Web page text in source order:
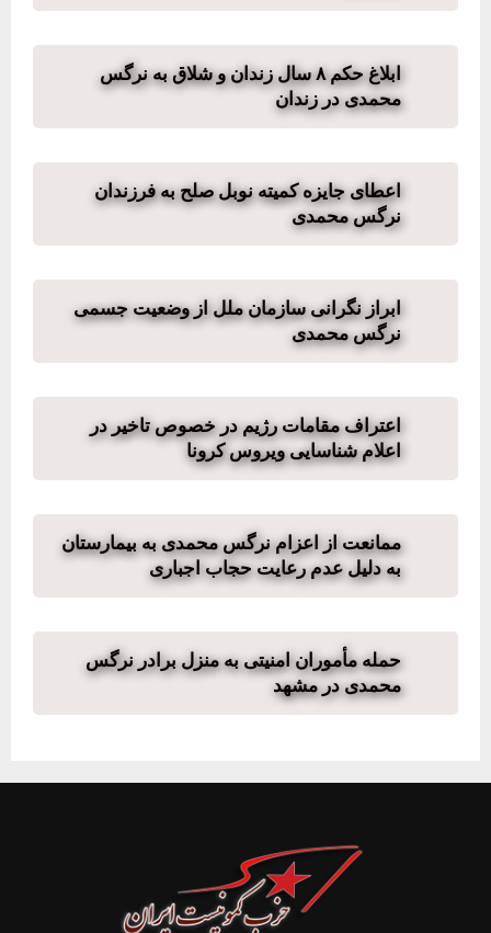
ابلاغ حکم ۸ سال زندان و شلاق به نرگس
محمدی در زندان
اعطای جایزه کمیته نوبل صلح به فرزندان
نرگس محمدی
ابراز نگرانی سازمان ملل از وضعیت جسمی
نرگس محمدی
اعتراف مقامات رژیم در خصوص تاخیر در
اعلام شناسایی ویروس کرونا
ممانعت از اعزام نرگس محمدی به بیمارستان
به دلیل عدم رعایت حجاب اجباری
حمله مأموران امنیتی به منزل برادر نرگس
محمدی در مشهد